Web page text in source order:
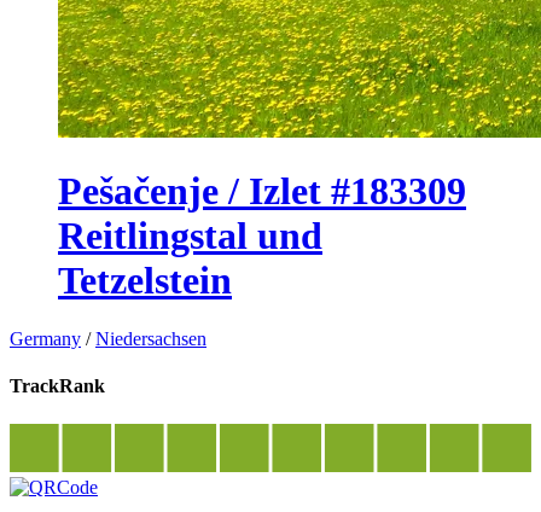
Pešačenje / Izlet #183309
Reitlingstal und
Tetzelstein
Germany /Niedersachsen
TrackRank